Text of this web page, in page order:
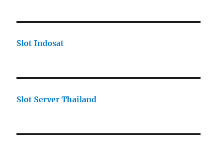
Slot Indosat
Slot Server Thailand